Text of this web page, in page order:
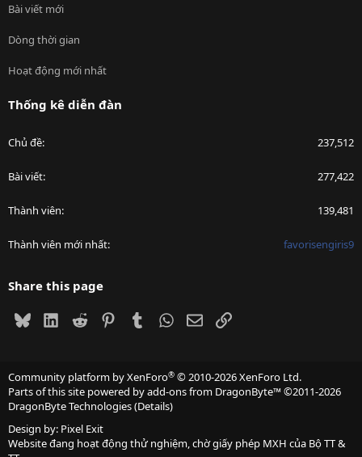
Bài viết mới
Dòng thời gian
Hoạt động mới nhất
Thống kê diễn đàn
Chủ đề 237,512
Bài viết 277,422
Thành viên 139,481
Thành viên mới nhất favorisengiris9
Share this page
BlueskyLinkedIn
Reddit PinterestTumblrWhatsApp
EmailLink
Community platform by XenForo® © 2010-2026 XenForo Ltd.
Parts of this site powered byadd-ons from DragonByte™©2011-2026
DragonByte Technologies(Details)
Design by: Pixel Exit
Website đang hoạt động thử nghiệm, chờ giấy phép MXH của Bộ TT &